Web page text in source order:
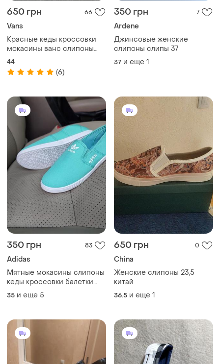
650 грн 66
Vans
Красные кеды кроссовки
мокасины ванс слипоны
44
(6)
350 грн 7
Ardene
Джинсовые женские
слипоны слипы 37
37 и еще 1
350 грн 83
Adidas
Мятные мокасины слипоны
кеды кроссовки балетки
текстильные легкие
бирюзовые
35 и еще 5
650 грн 0
China
Женские слипоны 23,5
китай
36.5 и еще 1